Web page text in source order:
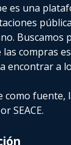
es una
Buscamos
las compras
encontrar a
como fuente,
SEACE.